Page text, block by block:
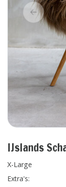
IJslands
X-Large
Extra's: